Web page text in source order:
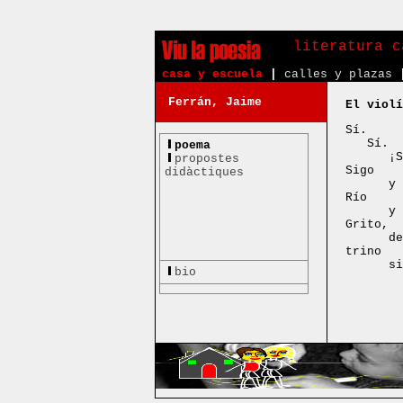
literatura
casa y escuela calles y plazas
Ferrán, Jaime
poema
propostes
didàctiques
bio
El
Sí.
Sí.
Sigo
y
Río
y
Grito,
trino